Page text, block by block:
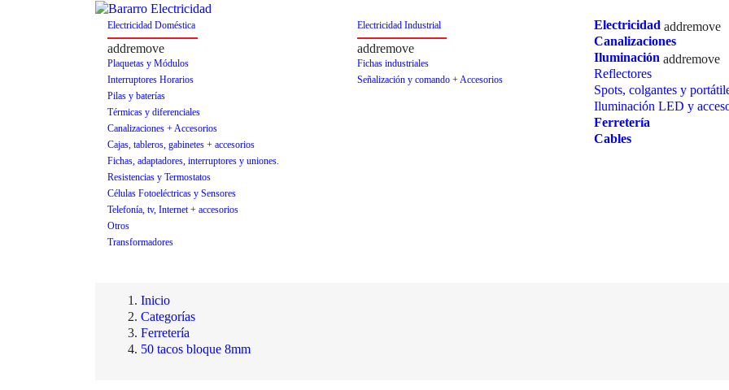
Electricidad addremove
Electricidad Doméstica
addremove
Plaquetas y Módulos
Interruptores Horarios
Pilas y baterías
Térmicas y diferenciales
Canalizaciones + Accesorios
Cajas, tableros, gabinetes + accesorios
Fichas, adaptadores, interruptores y uniones.
Resistencias y Termostatos
Células Fotoeléctricas y Sensores
Telefonía, tv, Internet + accesorios
Otros
Transformadores
Electricidad Industrial
addremove
Fichas industriales
Señalización y comando + Accesorios
Canalizaciones
Iluminación addremove
Reflectores
Spots, colgantes y
Iluminación LED y
Ferretería
Cables
Inicio
Categorías
Ferretería
50 tacos bloque 8mm